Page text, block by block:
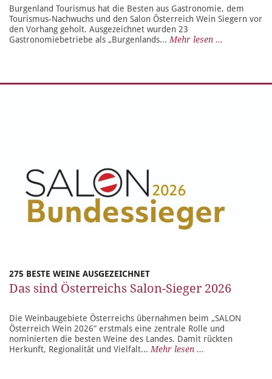
Burgenland Tourismus hat die Besten aus Gastronomie, dem
Tourismus-Nachwuchs und den Salon Österreich Wein Siegern vor
den Vorhang geholt. Ausgezeichnet wurden 23
Gastronomiebetriebe als „Burgenlands... Mehr lesen ...
275 BESTE WEINE AUSGEZEICHNET
Das sind Österreichs Salon-Sieger 2026
Die Weinbaugebiete Österreichs übernahmen beim „SALON
Österreich Wein 2026“ erstmals eine zentrale Rolle und
nominierten die besten Weine des Landes. Damit rückten
Herkunft, Regionalität und Vielfalt... Mehr lesen ...